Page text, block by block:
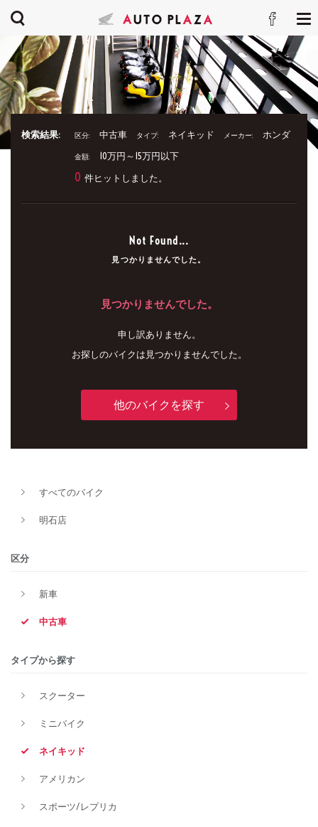
検索結果: 区分: 中古車 タイプ: ネイキッド メーカー: ホンダ
金額: 10万円～15万円以下
0 件ヒットしました。
Not Found...
見つかりませんでした。
見つかりませんでした。
申し訳ありません。
お探しのバイクは見つかりませんでした。
他のバイクを探す
すべてのバイク
明石店
区分
新車
中古車
タイプから探す
スクーター
ミニバイク
ネイキッド
アメリカン
スポーツ/レプリカ
タイプ
メーカー
排気量